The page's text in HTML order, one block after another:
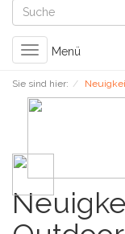
Toggle
navigation
Menü
Sie sind hier: